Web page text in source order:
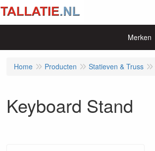
Merken
Home Producten Statieven & Truss
Keyboard Stand